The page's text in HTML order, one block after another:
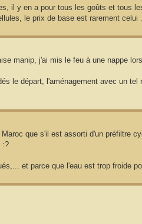
il y en a pour tous les goûts et tous
le prix de base est rarement celui
manip, j'ai mis le feu à une nappe
le départ, l'aménagement avec un
que s'il est assorti d'un préfiltre
:?
et parce que l'eau est trop froide